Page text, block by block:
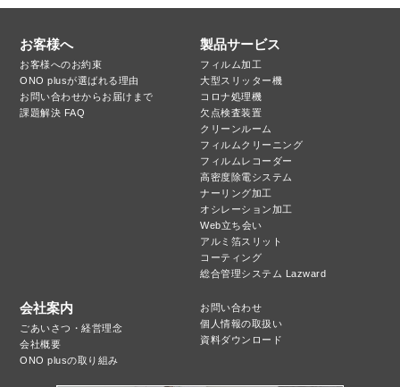
お客様へ
お客様へのお約束
ONO plusが選ばれる理由
お問い合わせからお届けまで
課題解決 FAQ
製品サービス
フィルム加工
大型スリッター機
コロナ処理機
欠点検査装置
クリーンルーム
フィルムクリーニング
フィルムレコーダー
高密度除電システム
ナーリング加工
オシレーション加工
Web立ち会い
アルミ箔スリット
コーティング
総合管理システム Lazward
会社案内
ごあいさつ・経営理念
会社概要
ONO plusの取り組み
お問い合わせ
個人情報の取扱い
資料ダウンロード